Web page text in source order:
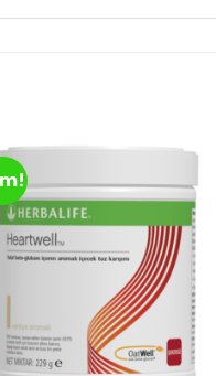
Add to
wishlist